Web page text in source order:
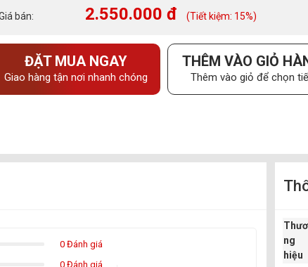
bán: 2.550.000 đ (Tiết kiệm: 15%)
ĐẶT MUA NGAY
Giao hàng tận nơi nhanh chóng
THÊM VÀO GIỎ
Thêm vào giỏ để chọn
0 Đánh giá
0 Đánh giá
Thươ
ng
hiệu